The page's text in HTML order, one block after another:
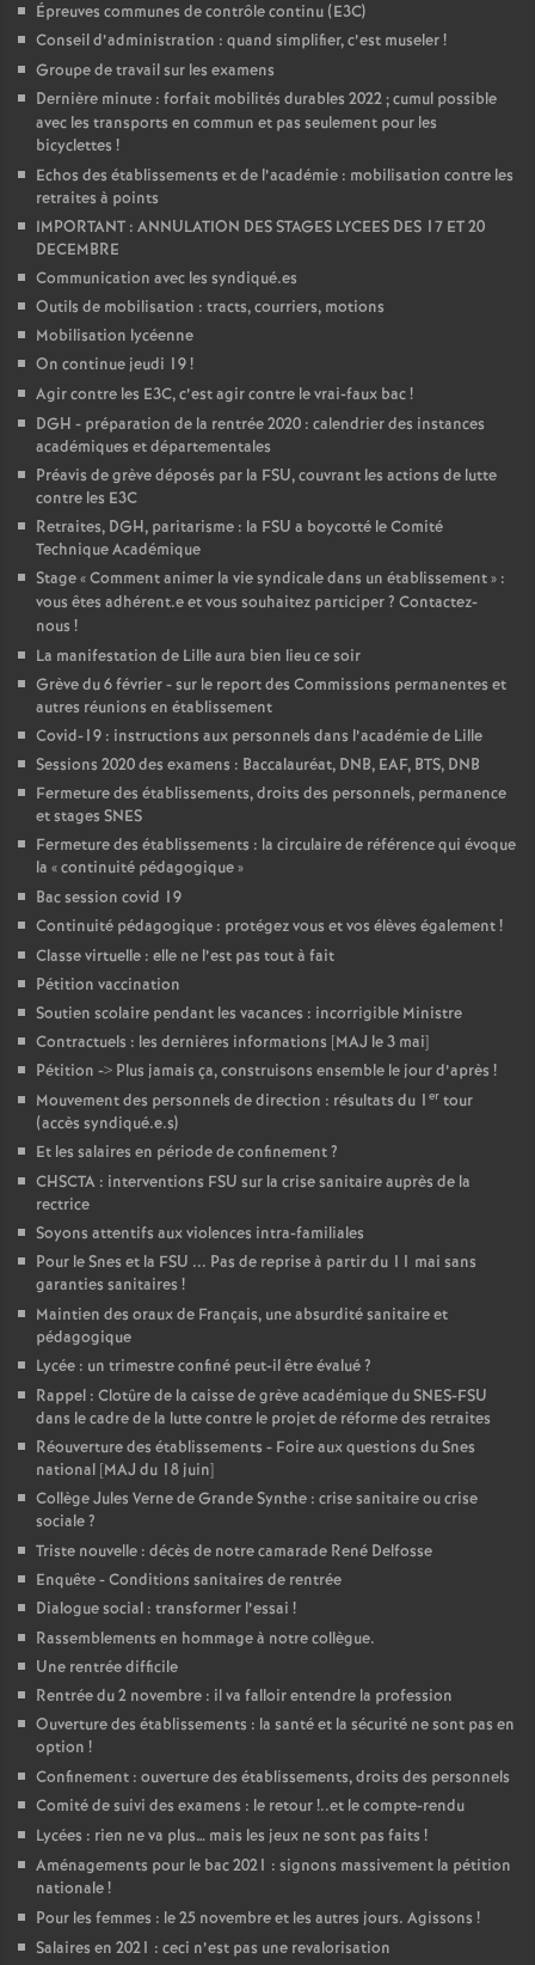
Épreuves communes de contrôle continu (E3C)
Conseil d’administration : quand simplifier, c’est museler!
Groupe de travail sur les examens
Dernière minute : forfait mobilités durables 2022; cumul possible
avec les transports en commun et pas seulement pour les
bicyclettes !
Echos des établissements et de l’académie : mobilisation contre les
retraites à points
IMPORTANT : ANNULATION DES STAGES LYCEES DES 17 ET 20
DECEMBRE
Communication avec les syndiqué.es
Outils de mobilisation : tracts, courriers, motions
Mobilisation lycéenne
On continue jeudi 19!
Agir contre les E3C, c’est agir contre le vrai-faux bac!
DGH - préparation de la rentrée 2020 : calendrier des instances
académiques et départementales
Préavis de grève déposés par la FSU, couvrant les actions de lutte
contre les E3C
Retraites, DGH, paritarisme : la FSU a boycotté le Comité
Technique Académique
Stage «Comment animer la vie syndicale dans un établissement» :
vous êtes adhérent.e et vous souhaitez participer? Contactez-
nous !
La manifestation de Lille aura bien lieu ce soir
Grève du 6 février - sur le report des Commissions permanentes et
autres réunions en établissement
Covid-19 : instructions aux personnels dans l’académie de Lille
Sessions 2020 des examens : Baccalauréat, DNB, EAF, BTS, DNB
Fermeture des établissements, droits des personnels, permanence
et stages SNES
Fermeture des établissements : la circulaire de référence qui évoque
la «continuité pédagogique»
Bac session covid 19
Continuité pédagogique : protégez vous et vos élèves également!
Classe virtuelle : elle ne l’est pas tout à fait
Pétition vaccination
Soutien scolaire pendant les vacances : incorrigible Ministre
Contractuels : les dernières informations [MAJ le 3 mai]
Pétition -> Plus jamais ça, construisons ensemble le jour d’après !
Mouvement des personnels de direction : résultats du 1 er tour
(accès syndiqué.e.s)
Et les salaires en période de confinement?
CHSCTA : interventions FSU sur la crise sanitaire auprès de la
rectrice
Soyons attentifs aux violences intra-familiales
Pour le Snes et la FSU ... Pas de reprise à partir du 11 mai sans
garanties sanitaires !
Maintien des oraux de Français, une absurdité sanitaire et
pédagogique
Lycée : un trimestre confiné peut-il être évalué?
Rappel : Clotûre de la caisse de grève académique du SNES-FSU
dans le cadre de la lutte contre le projet de réforme des retraites
Réouverture des établissements - Foire aux questions du Snes
national [MAJ du 18 juin]
Collège Jules Verne de Grande Synthe : crise sanitaire ou crise
sociale?
Triste nouvelle : décès de notre camarade René Delfosse
Enquête - Conditions sanitaires de rentrée
Dialogue social : transformer l’essai !
Rassemblements en hommage à notre collègue.
Une rentrée difficile
Rentrée du 2 novembre : il va falloir entendre la profession
Ouverture des établissements : la santé et la sécurité ne sont pas en
option !
Confinement : ouverture des établissements, droits des personnels
Comité de suivi des examens : le retour!..et le compte-rendu
Lycées : rien ne va plus… mais les jeux ne sont pas faits !
Aménagements pour le bac 2021 : signons massivement la pétition
nationale!
Pour les femmes : le 25 novembre et les autres jours. Agissons !
Salaires en 2021 : ceci n’est pas une revalorisation